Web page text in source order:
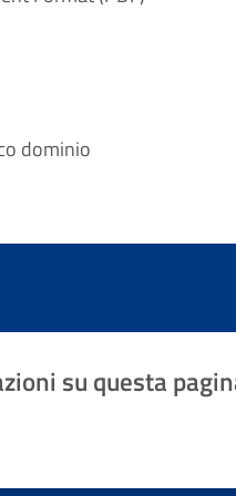
dominio
su questa